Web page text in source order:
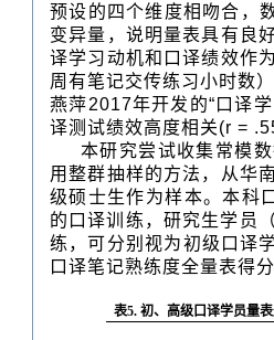
预设的四个维度相吻合，
变异量，说明量表具有良
译学习动机和口译绩效作
周有笔记交传练习小时数
燕萍2017年开发的“口译
译测试绩效高度相关(r =
本研究尝试收集常模
用整群抽样的方法，从华
级硕士生作为样本。本科
的口译训练，研究生学员
练，可分别视为初级口译
口译笔记熟练度全量表得
表5. 初、高级口译学员量